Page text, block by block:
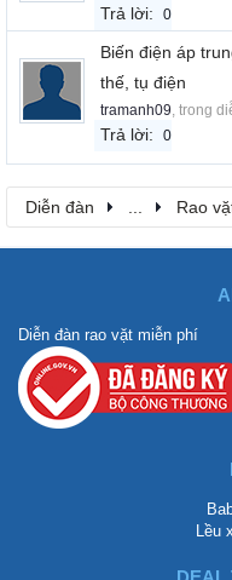
Trả lời: 0
Biến điện áp
thế, tụ điện
tramanh09, trong
Trả lời: 0
Diễn đàn ... Rao
Diễn đàn rao vặt miễn phí
Lều